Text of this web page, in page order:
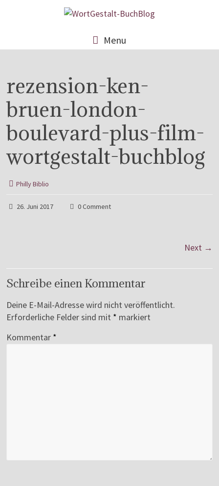
Menu
rezension-ken-
bruen-london-
boulevard-plus-film-
wortgestalt-buchblog
Philly Biblio
26. Juni 2017 0 Comment
Next →
Schreibe einen Kommentar
Deine E-Mail-Adresse wird nicht veröffentlicht.
Erforderliche Felder sind mit * markiert
Kommentar *